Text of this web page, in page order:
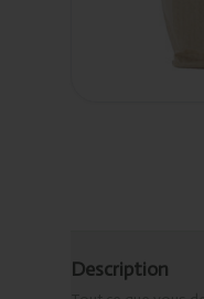
Description